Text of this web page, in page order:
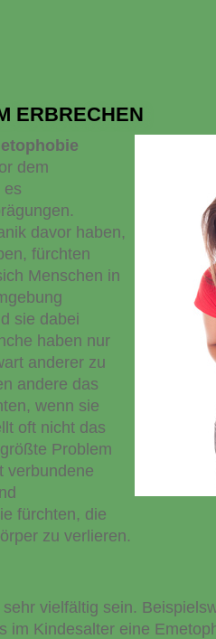
ERBRECHEN
dem
es
davor haben,
fürchten
Menschen in
sie dabei
haben nur
anderer zu
andere das
wenn sie
oft nicht das
Problem
verbundene
fürchten, die
zu verlieren.
vielfältig sein.
im Kindesalter eine